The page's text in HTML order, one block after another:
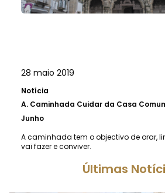
28 maio 2019
Notícia
A. Caminhada Cuidar da Casa
Junho
A caminhada tem o objectivo de orar,
vai fazer e conviver.
Últimas